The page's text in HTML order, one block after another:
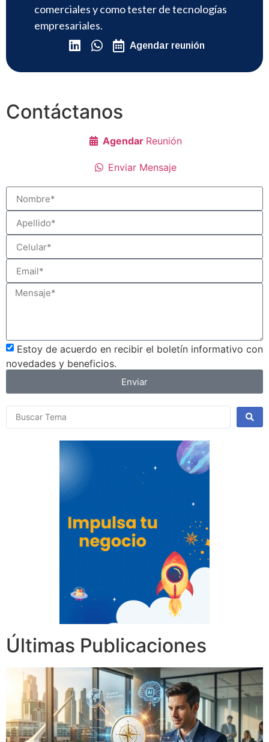
comerciales y como tester de tecnologías
empresariales.
Agendar reunión
Contáctanos
Agendar Reunión
Enviar Mensaje
Estoy de acuerdo en recibir el boletín informativo con
novedades y beneficios.
Enviar
Últimas Publicaciones